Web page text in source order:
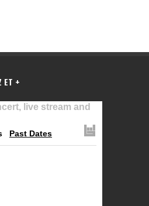
ET +
live stream and
Past Dates